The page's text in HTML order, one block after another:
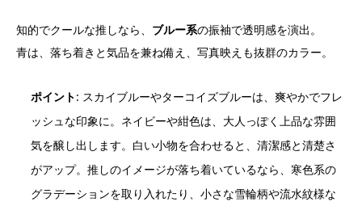
知的でクールな推しなら、 ブルー系の振袖で透明感を演出。
青は、落ち着きと気品を兼ね備え、写真映えも抜群のカラー。
ポイント: スカイブルーやターコイズブルーは、爽やかでフレ
ッシュな印象に。ネイビーや紺色は、大人っぽく上品な雰囲
気を醸し出します。白い小物を合わせると、清潔感と清楚さ
がアップ。推しのイメージが落ち着いているなら、寒色系の
グラデーションを取り入れたり、小さな雪輪柄や流水紋様な